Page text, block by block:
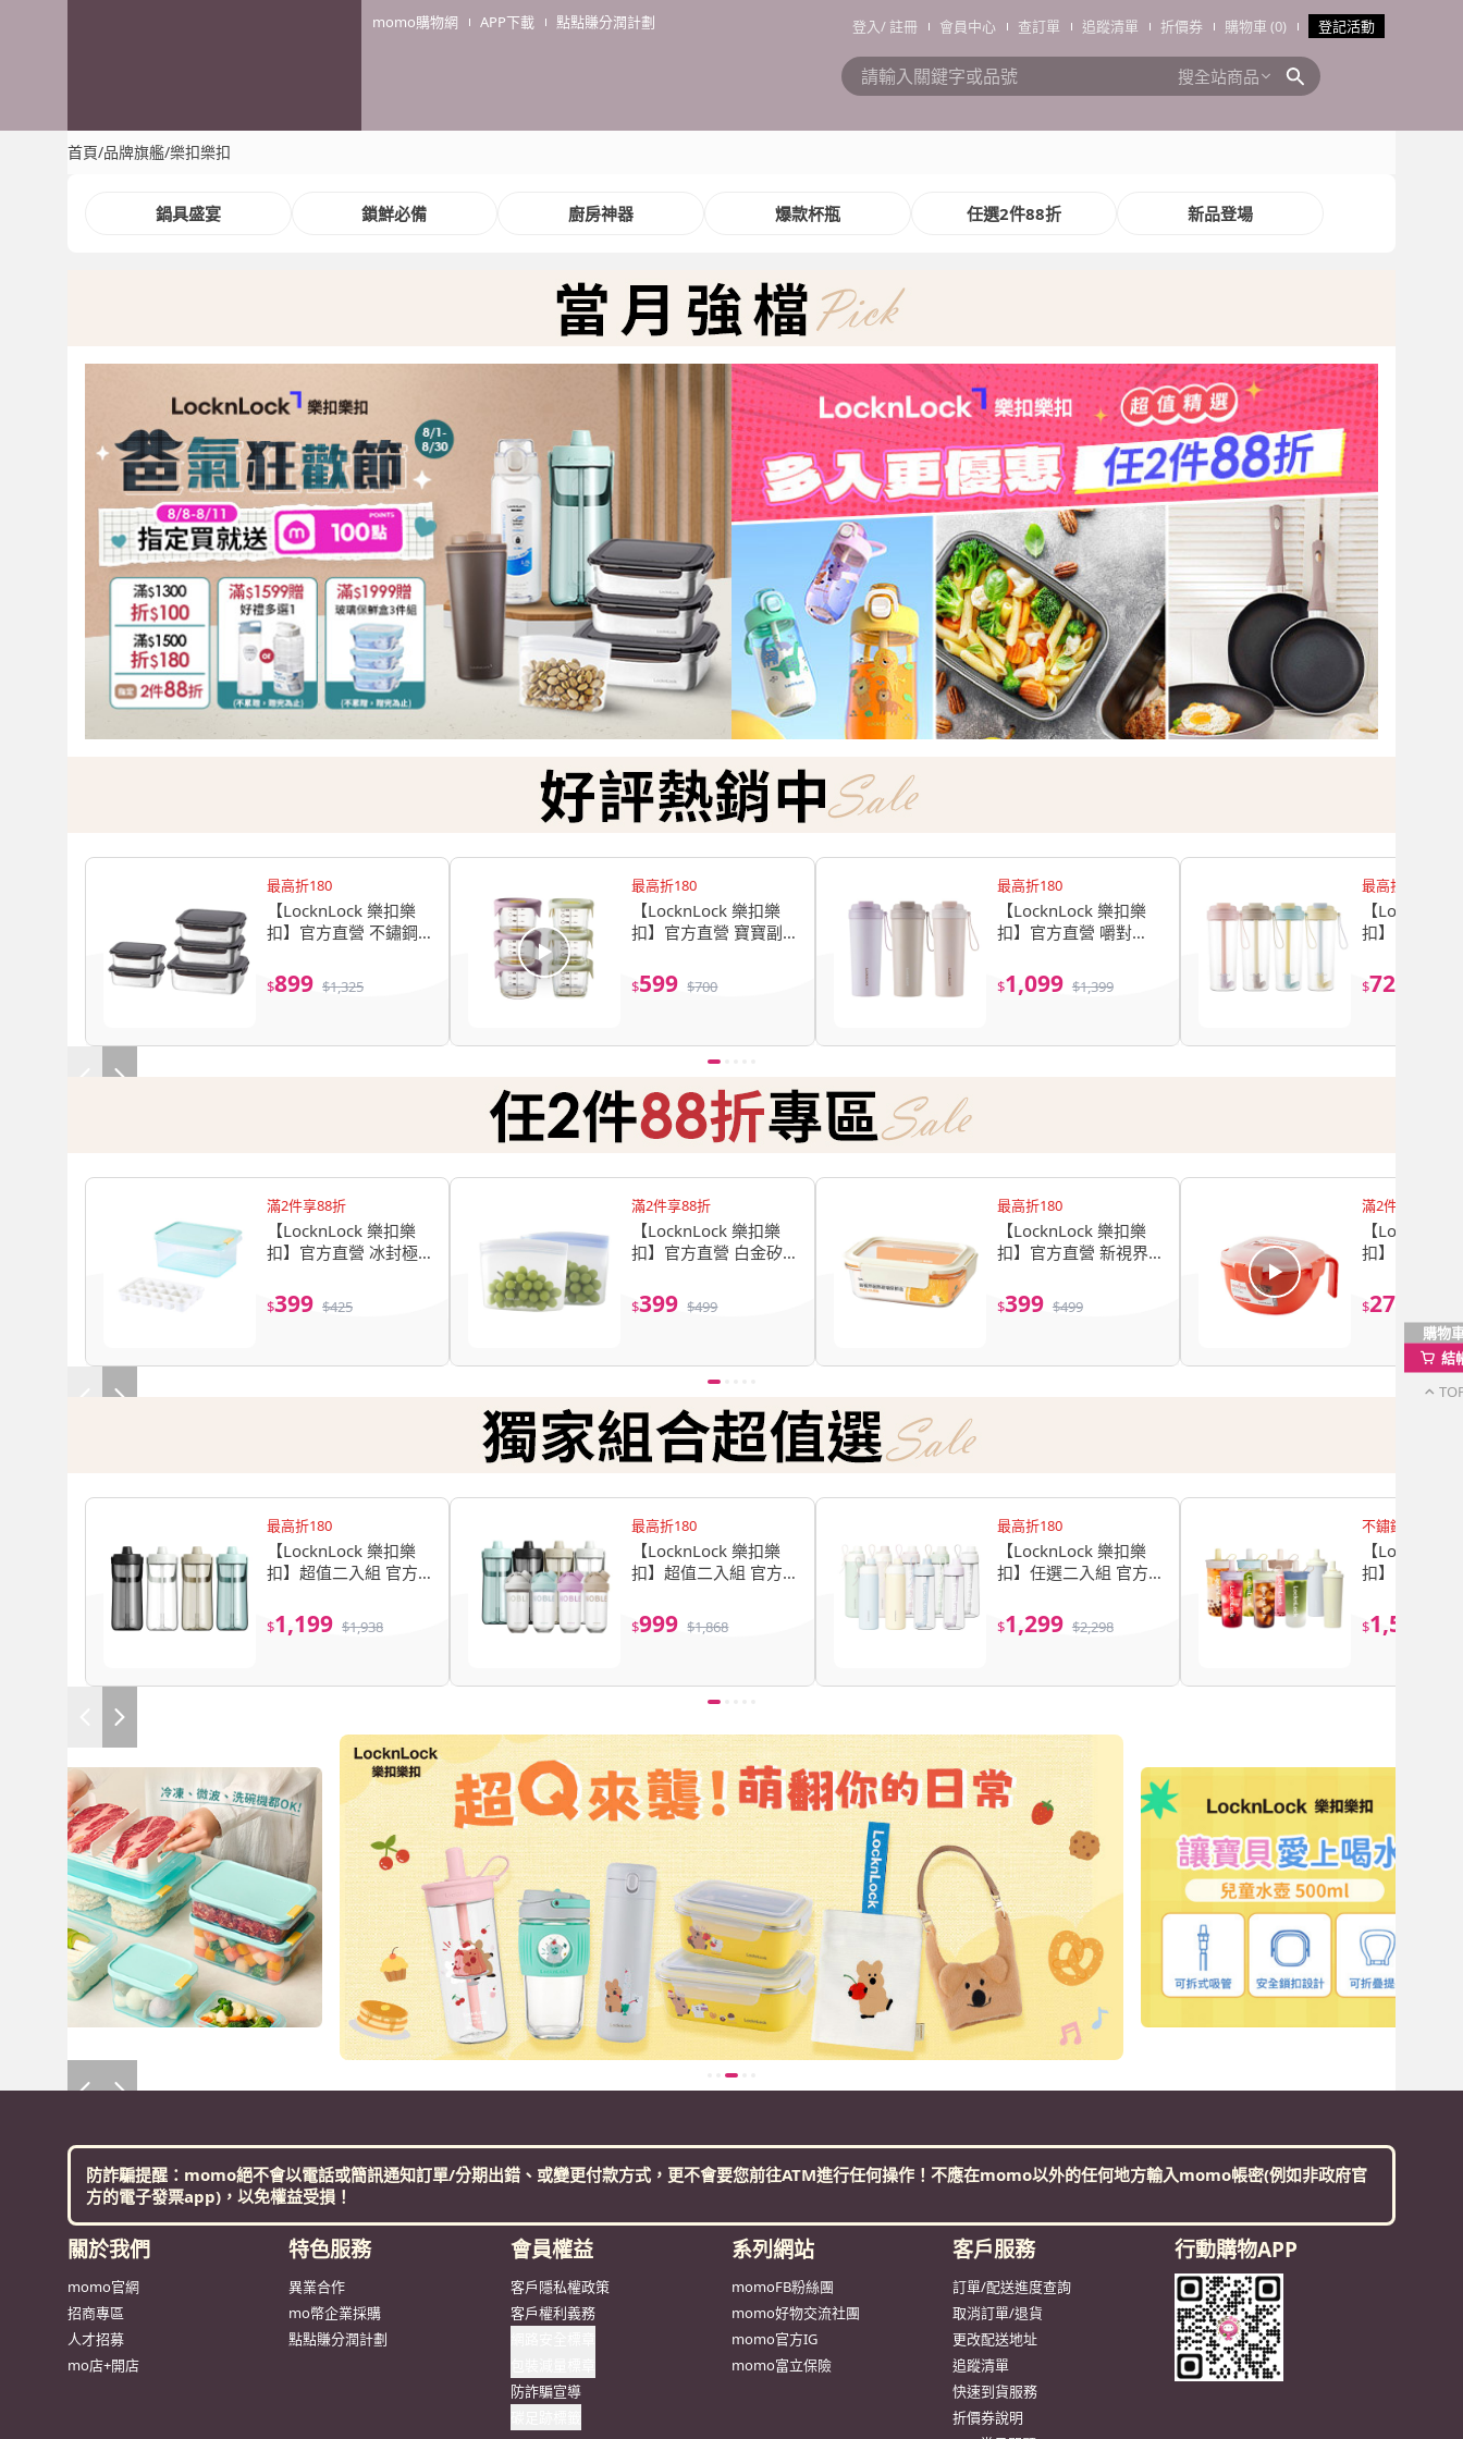
momo購物網 APP下載 點點賺分潤計劃 登入/註冊 會員中心 查訂單 追蹤清單 折價券 購物車 (0) 登記活動
搜全站商品
首頁/品牌旗艦/樂扣樂扣
鍋具盛宴 鎖鮮必備 廚房神器 爆款杯瓶 任選2件88折 新品登場
最高折180
【LocknLock 樂扣樂
扣】官方直營 不鏽鋼
不鏽鋼材質/輕巧/可進
洗碗機)
$899 $1,325
最高折180
【LocknLock 樂扣樂
扣】官方直營 寶寶副
230ml/3入組(二色任
選/離乳食保存容器/副
$599 $700
最高折180
【LocknLock 樂扣樂
扣】官方直營 嚼對
保溫杯 720ml(掀蓋/吸
管杯/保溫瓶/多色任
$1,099 $1,399
最高折180
【
扣】官方直
850ml(吸管
蓋/Tritan/多
$729
滿2件享88折
【LocknLock 樂扣樂
扣】官方直營 冰封極
塊冰盒(冰箱收納/保鮮
盒/收納/儲藏)
$399 $425
滿2件享88折
【LocknLock 樂扣樂
扣】官方直營 白金矽
1000ml(兩色任選/保
鮮袋/食物袋/分裝袋)
$399 $499
最高折180
【LocknLock 樂扣樂
扣】官方直營 新視界
方形(耐熱玻璃/可拆式
膠條/洗碗機可用)
$399 $499
滿2件享88折
【
扣】官方直
1.0L(握把湯
碗/快速料理/
$279
最高折180
【LocknLock 樂扣樂
扣】超值二入組 官方
水壺 2L(四色任選/附
吸管/運動水壺/Tritan)
$1,199 $1,938
最高折180
【LocknLock 樂扣樂
扣】超值二入組 官方
水壺 2L+NOBLE搖搖
杯 830ML
$999 $1,868
最高折180
【LocknLock 樂扣樂
扣】任選二入組 官方
750ml+不鏽鋼保溫杯
720ml (顏色任選/保溫
$1,299 $2,298
不鏽鋼 xTritan
【
扣】隨享二
xTritan吸管杯
750ml(304
$1,599
購物
結
防詐騙提醒：momo絕不會以電話或簡訊通知訂單/分期出錯、或變更付款方式，更不會要您前往ATM進行任何操作！不應在momo以外的任何地方輸入momo帳密(例如非政府官
方的電子發票app)，以免權益受損！
關於我們
momo官網
招商專區
人才招募
mo店+開店
特色服務
異業合作
mo幣企業採購
點點賺分潤計劃
會員權益
客戶隱私權政策
客戶權利義務
防詐騙宣導
系列網站
momoFB粉絲團
momo好物交流社團
momo官方IG
momo富立保險
客戶服務
訂單/配送進度查詢
取消訂單/退貨
更改配送地址
追蹤清單
快速到貨服務
折價券說明
行動購物APP